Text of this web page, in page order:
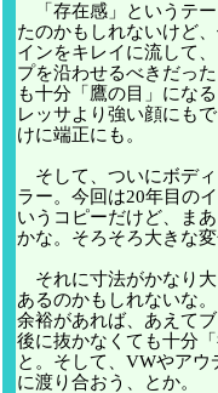
「存在感」というテ
たのかもしれないけど
インをキレイに流して
プを沿わせるべきだっ
も十分「鷹の目」にな
レッサより強い顔にも
けに端正にも。
そして、ついにボデ
ラー。今回は20年目の
いうコピーだけど、ま
かな。そろそろ大きな
それに寸法がかなり
あるのかもしれないな
余裕があれば、あえて
後に抜かなくても十分
と。そして、VWやアウ
に渡り合おう、とか。